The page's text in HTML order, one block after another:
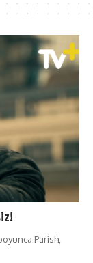
Parish,